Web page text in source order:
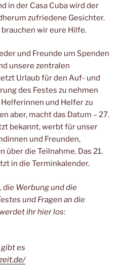
in der Casa Cuba wird der
zufriedene Gesichter.
wir eure Hilfe.
und Freunde um Spenden
unsere zentralen
Urlaub für den Auf- und
des Festes zu nehmen
und Helfer zu
aber, macht das Datum – 27.
bekannt, werbt für unser
und Freunden,
über die Teilnahme. Das 21.
in die Terminkalender.
die Werbung und die
und Fragen an die
ihr hier los:
es